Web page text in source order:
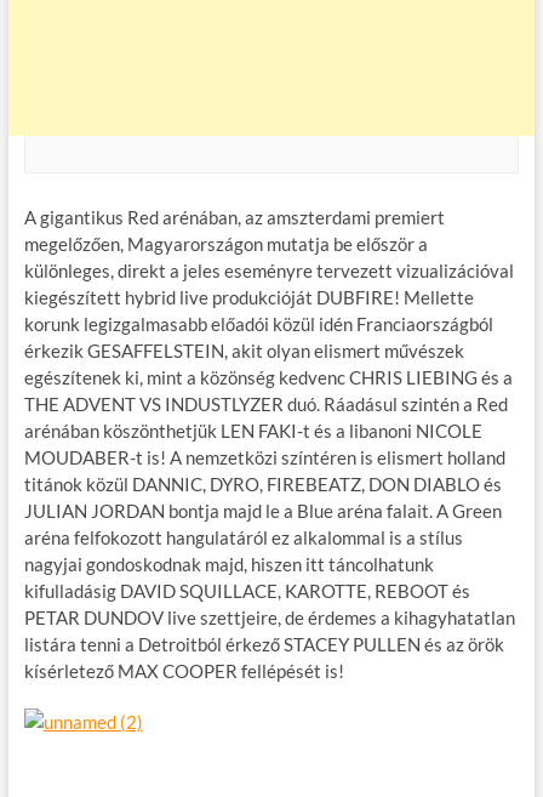
A gigantikus Red arénában, az amszterdami premiert
megelőzően, Magyarországon mutatja be először a
különleges, direkt a jeles eseményre tervezett vizualizációval
kiegészített hybrid live produkcióját DUBFIRE! Mellette
korunk legizgalmasabb előadói közül idén Franciaországból
érkezik GESAFFELSTEIN, akit olyan elismert művészek
egészítenek ki, mint a közönség kedvenc CHRIS LIEBING és a
THE ADVENT VS INDUSTLYZER duó. Ráadásul szintén a Red
arénában köszönthetjük LEN FAKI-t és a libanoni NICOLE
MOUDABER-t is! A nemzetközi színtéren is elismert holland
titánok közül DANNIC, DYRO, FIREBEATZ, DON DIABLO és
JULIAN JORDAN bontja majd le a Blue aréna falait. A Green
aréna felfokozott hangulatáról ez alkalommal is a stílus
nagyjai gondoskodnak majd, hiszen itt táncolhatunk
kifulladásig DAVID SQUILLACE, KAROTTE, REBOOT és
PETAR DUNDOV live szettjeire, de érdemes a kihagyhatatlan
listára tenni a Detroitból érkező STACEY PULLEN és az örök
kísérletező MAX COOPER fellépését is!